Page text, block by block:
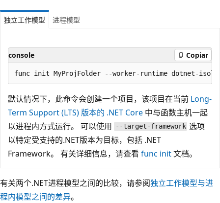
独立工作模型 进程模型
console Copiar
默认情况下，此命令会创建一个项目，该项目在当前 Long-
Term Support (LTS) 版本的 .NET Core 中与函数主机一起
以进程内方式运行。 可以使用
--target-framework 选项
以特定受支持的.NET版本为目标，包括 .NET
Framework。 有关详细信息，请查看 func init文档。
有关两个.NET进程模型之间的比较，请参阅独立工作模型与进
程内模型之间的差异。